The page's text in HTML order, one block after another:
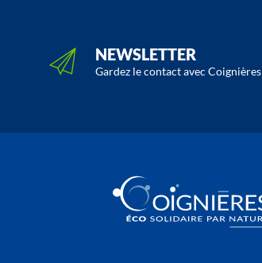
NEWSLETTER
Gardez le contact avec Coignières